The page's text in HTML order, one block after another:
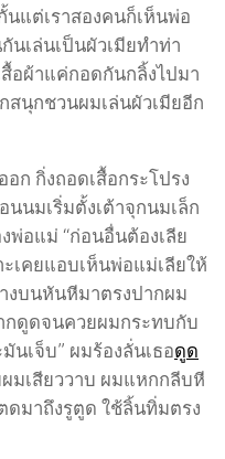
แต่เราสองคนก็เห็นพ่อ
นเล่นเป็นผัวเมียทำท่า
อผ้าแค่กอดกันกลิ้งไปมา
สนุกชวนผมเล่นผัวเมียอีก
ก กิ่งถอดเสื้อกระโปรง
นมเริ่มตั้งเต้าจุกนมเล็ก
พ่อแม่ “ก่อนอื่นต้องเลีย
เคยแอบเห็นพ่อแม่เลียให้
งบนหันหีมาตรงปากผม
กดูดจนควยผมกระทบกับ
นเจ็บ” ผมร้องลั่นเธอดูด
มเสียววาบ ผมแหกกลีบหี
ดมาถึงรูตูด ใช้ลิ้นทิ่มตรง